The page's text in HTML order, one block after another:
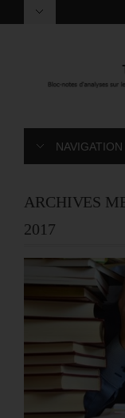
NAVIGATION
ARCHIVES
2017